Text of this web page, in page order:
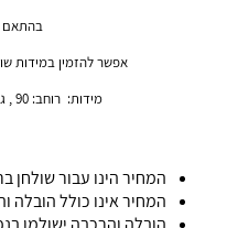
בהתאם
אפשר להזמין במידות
מידות: רוחב: 90 , גובה: 78 סמ", עומק: 90 ס"מ
המחיר הינו עבור שולחן בראל
המחיר אינו כולל הובלה